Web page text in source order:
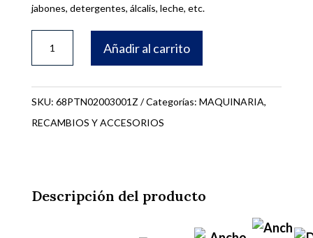
jabones, detergentes, álcalis, leche, etc.
-
MULTI-
Añadir al carrito
SKU: 68PTN02003001Z Categorías: MAQUINARIA,
RECAMBIOS Y ACCESORIOS
Descripción del producto